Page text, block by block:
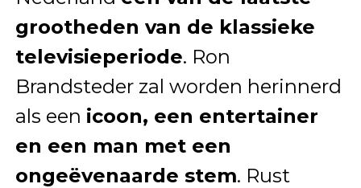
grootheden van de klassieke
televisieperiode. Ron
Brandsteder zal worden herinnerd
als een icoon, een entertainer
en een man met een
ongeëvenaarde stem. Rust